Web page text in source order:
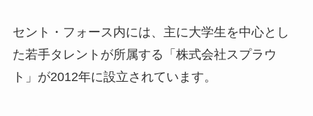
セント・フォース内には、主に大学生を中心とし
た若手タレントが所属する「株式会社スプラウ
ト」が2012年に設立されています。